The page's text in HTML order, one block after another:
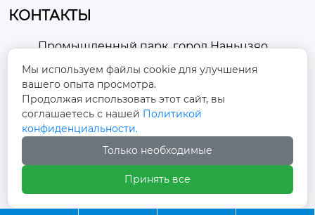
КОНТАКТЫ

Промышленный парк, город Наньцзяо,
район Чжоуцунь, город Цзыбо, провинция
Шаньдун
 winston-xu@hengdingfan.com
+86-13806434669
 +86 13806434669
Мы используем файлы cookie для улучшения
вашего опыта просмотра.
Продолжая использовать этот сайт, вы
соглашаетесь с нашей Политикой
конфиденциальности.
Только необходимые
Принять все